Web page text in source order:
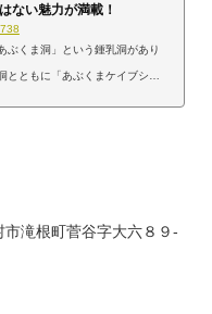
ない魅力が満載！
ぶくま洞」という鍾乳洞があり
とともに「あぶくまケイブシス
ぶくま洞と同じく、入水鍾乳洞
整備されていたり、非常に観光
。入水鍾乳洞の入口一方で入
滝根町菅谷字大六８９-